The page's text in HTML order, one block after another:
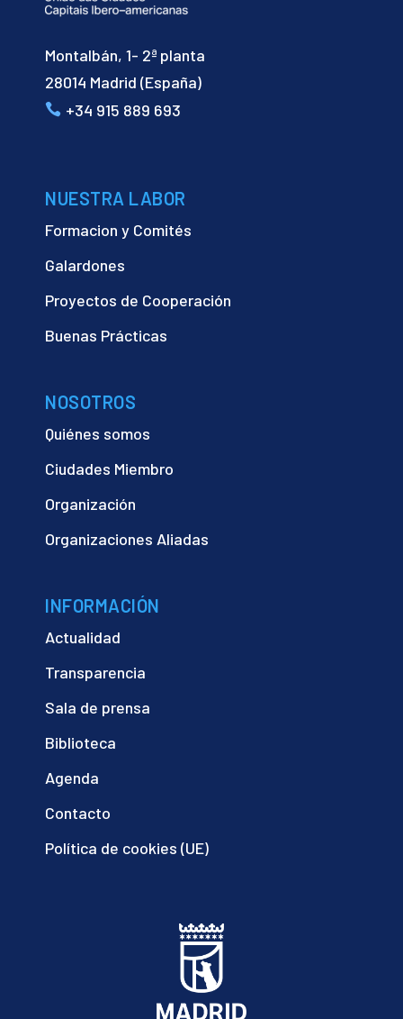
Montalbán, 1- 2ª planta
28014 Madrid (España)
+34 915 889 693
NUESTRA LABOR
Formacion y Comités
Galardones
Proyectos de Cooperación
Buenas Prácticas
NOSOTROS
Quiénes somos
Ciudades Miembro
Organización
Organizaciones Aliadas
INFORMACIÓN
Actualidad
Transparencia
Sala de prensa
Biblioteca
Agenda
Contacto
Política de cookies (UE)